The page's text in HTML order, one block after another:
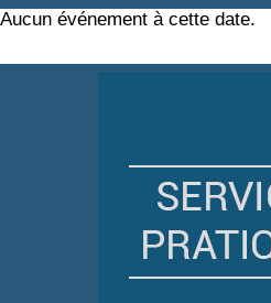
Aucun événement à cette date.